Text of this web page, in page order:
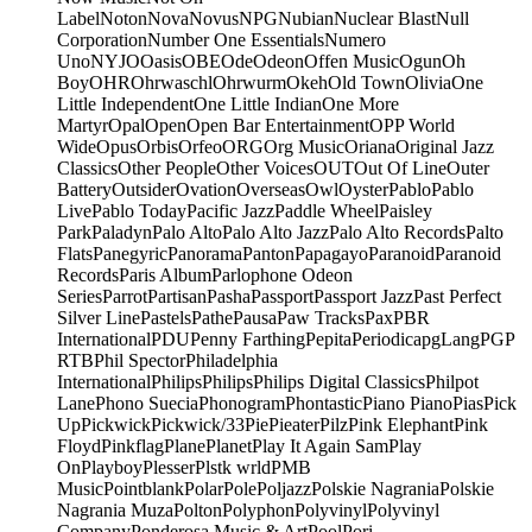
LabelNotonNovaNovusNPGNubianNuclear BlastNull
CorporationNumber One EssentialsNumero
UnoNYJOOasisOBEOdeOdeonOffen MusicOgunOh
BoyOHROhrwaschlOhrwurmOkehOld TownOliviaOne
Little IndependentOne Little IndianOne More
MartyrOpalOpenOpen Bar EntertainmentOPP World
WideOpusOrbisOrfeoORGOrg MusicOrianaOriginal Jazz
ClassicsOther PeopleOther VoicesOUTOut Of LineOuter
BatteryOutsiderOvationOverseasOwlOysterPabloPablo
LivePablo TodayPacific JazzPaddle WheelPaisley
ParkPaladynPalo AltoPalo Alto JazzPalo Alto RecordsPalto
FlatsPanegyricPanoramaPantonPapagayoParanoidParanoid
RecordsParis AlbumParlophone Odeon
SeriesParrotPartisanPashaPassportPassport JazzPast Perfect
Silver LinePastelsPathePausaPaw TracksPaxPBR
InternationalPDUPenny FarthingPepitaPeriodicapgLangPGP
RTBPhil SpectorPhiladelphia
InternationalPhilipsPhilipsPhilips Digital ClassicsPhilpot
LanePhono SueciaPhonogramPhontasticPiano PianoPiasPick
UpPickwickPickwick/33PiePieaterPilzPink ElephantPink
FloydPinkflagPlanePlanetPlay It Again SamPlay
OnPlayboyPlesserPlstk wrldPMB
MusicPointblankPolarPolePoljazzPolskie NagraniaPolskie
Nagrania MuzaPoltonPolyphonPolyvinylPolyvinyl